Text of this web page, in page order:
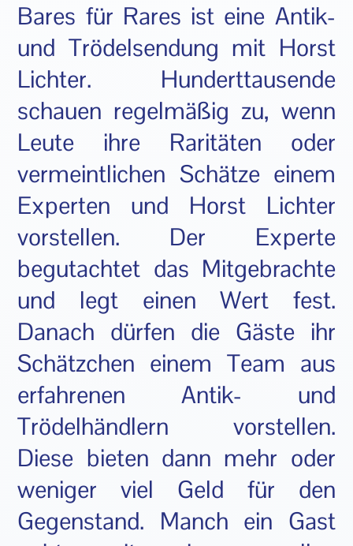
Bares für Rares ist eine Antik-
und Trödelsendung mit Horst
Lichter. Hunderttausende
schauen regelmäßig zu, wenn
Leute ihre Raritäten oder
vermeintlichen Schätze einem
Experten und Horst Lichter
vorstellen. Der Experte
begutachtet das Mitgebrachte
und legt einen Wert fest.
Danach dürfen die Gäste ihr
Schätzchen einem Team aus
erfahrenen Antik- und
Trödelhändlern vorstellen.
Diese bieten dann mehr oder
weniger viel Geld für den
Gegenstand. Manch ein Gast